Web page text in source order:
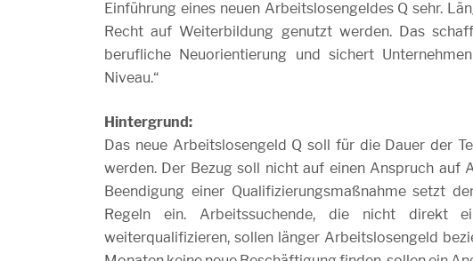
Einführung eines neuen Arbeitslosengeldes Q sehr.
Recht auf Weiterbildung genutzt werden. Das
berufliche Neuorientierung und sichert
Niveau.“
Hintergrund:
Das neue Arbeitslosengeld Q soll für die Dauer der
werden. Der Bezug soll nicht auf einen Anspruch auf
Beendigung einer Qualifizierungsmaßnahme setzt
Regeln ein. Arbeitssuchende, die nicht direkt
weiterqualifizieren, sollen länger Arbeitslosengeld